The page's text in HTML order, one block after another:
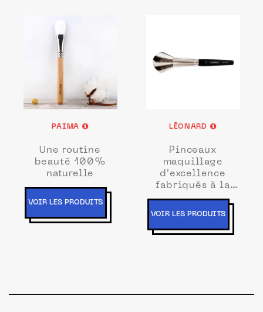
PAIMA
Une routine
beauté 100%
naturelle
VOIR LES PRODUITS
LÉONARD
Pinceaux
maquillage
d'excellence
fabriqués à la
main à Saint-
Brieuc
VOIR LES PRODUITS